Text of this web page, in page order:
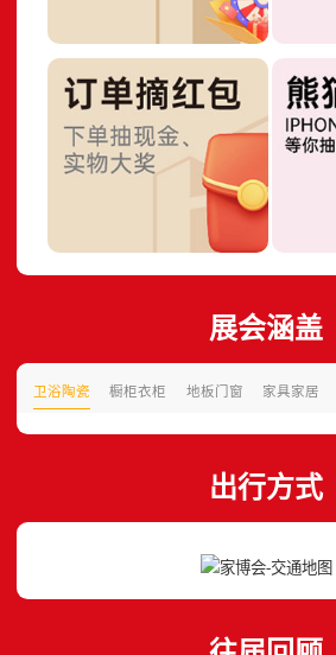
展会涵盖
卫浴陶瓷 橱柜衣柜 地板门窗 家具家居
出行方式